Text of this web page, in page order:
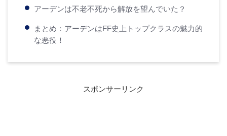
アーデンは不老不死から解放を望んでいた？
まとめ：アーデンはFF史上トップクラスの魅力的
な悪役！
スポンサーリンク